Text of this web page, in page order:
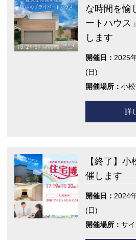
な時間を愉
ートハウス
します
開催日： 2025
(日)
開催場所： 小
詳
【終了】
催します
開催日： 2024
(日)
開催場所： サ